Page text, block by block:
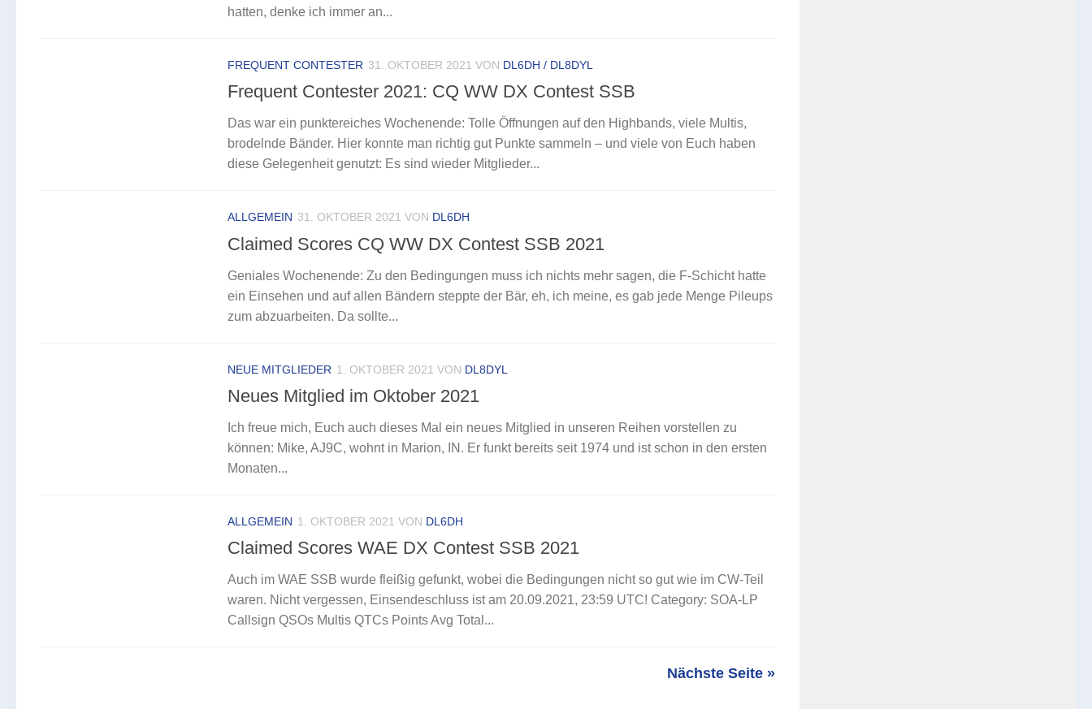
hatten, denke ich immer an...
FREQUENT CONTESTER 31. OKTOBER 2021 VON DL6DH / DL8DYL
Frequent Contester 2021: CQ WW DX Contest SSB
Das war ein punktereiches Wochenende: Tolle Öffnungen auf den Highbands, viele Multis,
brodelnde Bänder. Hier konnte man richtig gut Punkte sammeln – und viele von Euch haben
diese Gelegenheit genutzt: Es sind wieder Mitglieder...
ALLGEMEIN 31. OKTOBER 2021 VON DL6DH
Claimed Scores CQ WW DX Contest SSB 2021
Geniales Wochenende: Zu den Bedingungen muss ich nichts mehr sagen, die F-Schicht hatte
ein Einsehen und auf allen Bändern steppte der Bär, eh, ich meine, es gab jede Menge Pileups
zum abzuarbeiten. Da sollte...
NEUE MITGLIEDER 1. OKTOBER 2021 VON DL8DYL
Neues Mitglied im Oktober 2021
Ich freue mich, Euch auch dieses Mal ein neues Mitglied in unseren Reihen vorstellen zu
können: Mike, AJ9C, wohnt in Marion, IN. Er funkt bereits seit 1974 und ist schon in den ersten
Monaten...
ALLGEMEIN 1. OKTOBER 2021 VON DL6DH
Claimed Scores WAE DX Contest SSB 2021
Auch im WAE SSB wurde fleißig gefunkt, wobei die Bedingungen nicht so gut wie im CW-Teil
waren. Nicht vergessen, Einsendeschluss ist am 20.09.2021, 23:59 UTC! Category: SOA-LP
Callsign QSOs Multis QTCs Points Avg Total...
Nächste Seite »